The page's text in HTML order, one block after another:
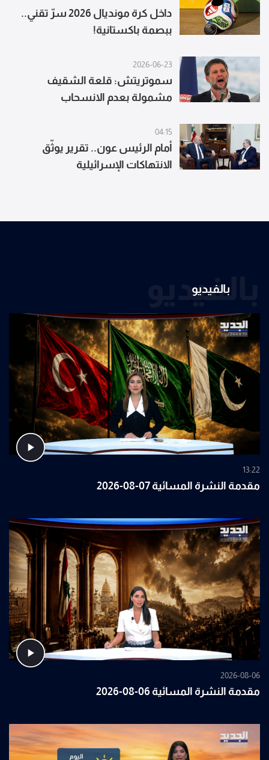
داخل كرة مونديال 2026 سرّ تقني..
ببصمة باكستانية!
2026-06-23
سموتريتش: قلعة الشقيف
مشمولة بعدم الانسحاب
04:15
أمام الرئيس عون.. تقرير يوثّق
الانتهاكات الإسرائيلية
بالفيديو
بالفيديو
13:22
مقدمة النشرة المسائية 07-08-2026
2026-08-06
مقدمة النشرة المسائية 06-08-2026